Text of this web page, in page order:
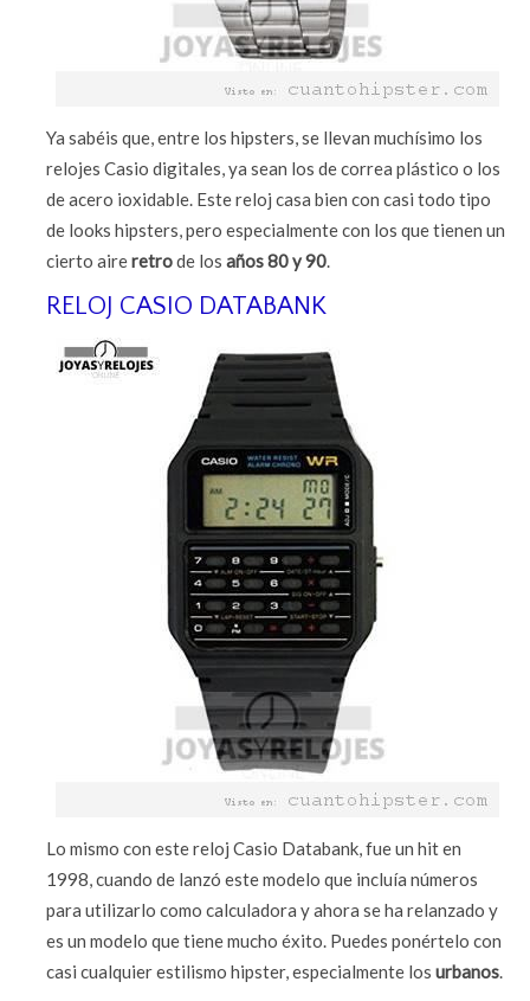
Ya sabéis que, entre los hipsters, se llevan muchísimo los
relojes Casio digitales, ya sean los de correa plástico o los
de acero ioxidable. Este reloj casa bien con casi todo tipo
de looks hipsters, pero especialmente con los que tienen un
cierto aireretrode losaños 80 y 90.
RELOJ CASIO DATABANK
Lo mismo con este reloj Casio Databank, fue un hit en
1998, cuando de lanzó este modelo que incluía números
para utilizarlo como calculadora y ahora se ha relanzado y
es un modelo que tiene mucho éxito. Puedes ponértelo con
casi cualquier estilismo hipster, especialmente losurbanos.